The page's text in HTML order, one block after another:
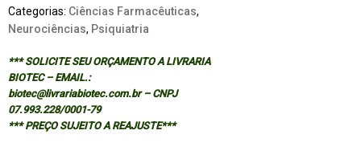
HANDBOOK
OF
PHARMACOLOGY
-
VOL
116
Categorias: Ciências Farmacêuticas,
Neurociências, Psiquiatria
*** SOLICITE SEU ORÇAMENTO A LIVRARIA
BIOTEC – EMAIL.:
biotec@livrariabiotec.com.br – CNPJ
07.993.228/0001-79
*** PREÇO SUJEITO A REAJUSTE***